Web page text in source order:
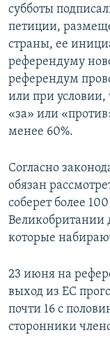
субботы
петиции,
страны, ее
референдуму
референдум
или при условии,
«за» или
менее 60%.
Согласно
обязан
соберет более
Великобритании
которые
23 июня на
выход из ЕС
почти 16 с
сторонники